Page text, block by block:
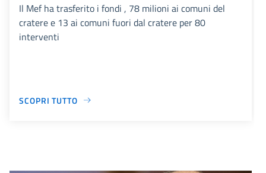
Il Mef ha trasferito i fondi , 78 milioni ai comuni del
cratere e 13 ai comuni fuori dal cratere per 80
interventi
SCOPRI TUTTO